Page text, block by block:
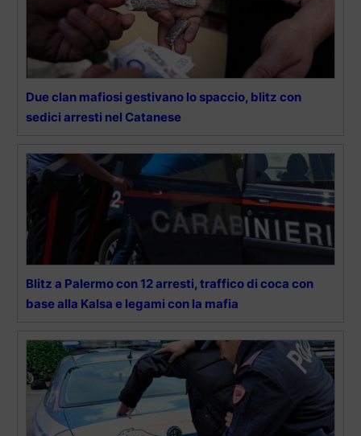
Due clan mafiosi gestivano lo spaccio, blitz con
sedici arresti nel Catanese
Blitz a Palermo con 12 arresti, traffico di coca con
base alla Kalsa e legami con la mafia